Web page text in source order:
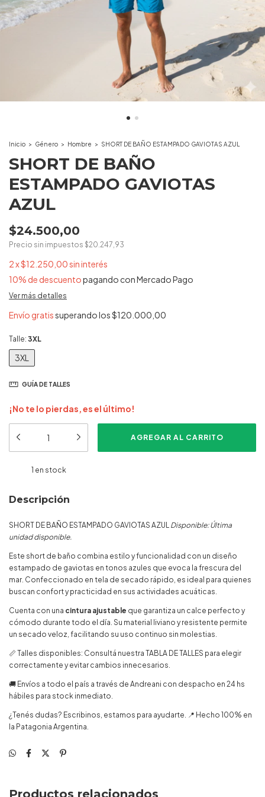
Inicio > Género > Hombre > SHORT DE BAÑO ESTAMPADO GAVIOTAS AZUL
SHORT DE BAÑO
ESTAMPADO GAVIOTAS
AZUL
$24.500,00
Precio sin impuestos $20.247,93
2x$12.250,00sin interés
10% de descuentopagando con Mercado Pago
Ver más detalles
Envío gratissuperando los$120.000,00
Talle: 3XL
3XL
GUÍA DE TALLES
¡No te lo pierdas, es el último!
1 en stock
Descripción
SHORT DE BAÑO ESTAMPADO GAVIOTAS AZUL Disponible: Última
unidad disponible.
Este short de baño combina estilo y funcionalidad con un diseño
estampado de gaviotas en tonos azules que evoca la frescura del
mar. Confeccionado en tela de secado rápido, es ideal para quienes
buscan confort y practicidad en sus actividades acuáticas.
Cuenta con una cintura ajustable que garantiza un calce perfecto y
cómodo durante todo el día. Su material liviano y resistente permite
un secado veloz, facilitando su uso continuo sin molestias.
📏 Talles disponibles: Consultá nuestra TABLA DE TALLES para elegir
correctamente y evitar cambios innecesarios.
🚚 Envíos a todo el país a través de Andreani con despacho en 24 hs
hábiles para stock inmediato.
¿Tenés dudas? Escribinos, estamos para ayudarte. 📍 Hecho 100% en
la Patagonia Argentina.
Productos relacionados